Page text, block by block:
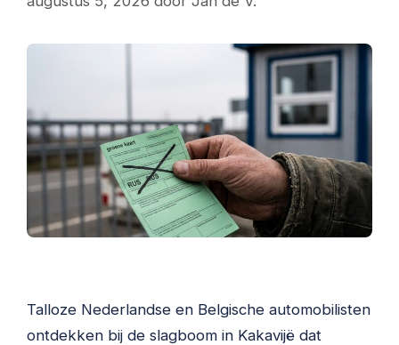
Talloze Nederlandse en Belgische automobilisten
ontdekken bij de slagboom in Kakavijë dat